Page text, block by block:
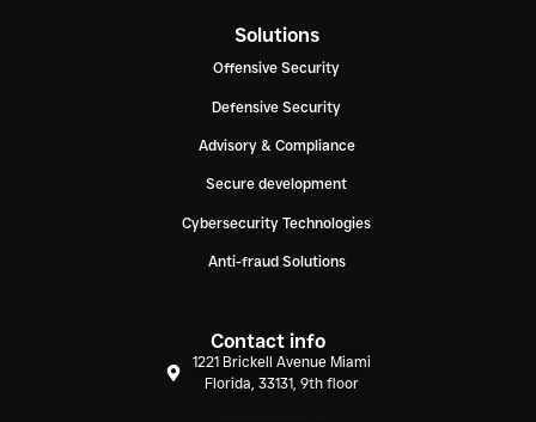
Solutions
Offensive Security
Defensive Security
Advisory & Compliance
Secure development
Cybersecurity Technologies
Anti-fraud Solutions
Contact info
1221 Brickell Avenue Miami
Florida, 33131, 9th floor